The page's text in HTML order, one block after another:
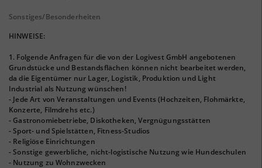
Sonstiges/Besonderheiten
HINWEISE:
1. Folgende Anfragen für die von der Logivest GmbH angebotenen
Grundstücke und Bestandsflächen können nicht bearbeitet werden,
da die Eigentümer nur Lager, Logistik, Produktion und Light
Industrial als Nutzung wünschen!
- Jede Art von Veranstaltungen und Events (Hochzeiten, Flohmärkte,
Konzerte, Filmdrehs etc.)
- Gastronomiebetriebe, Diskotheken, Vergnügungsstätten
- Sport- und Spielstätten, Fitness-Studios
- Religiöse Einrichtungen
- Sonstige gewerbliche, nicht-logistische Nutzung wie Hundeschulen
- Nutzung zu Wohnzwecken